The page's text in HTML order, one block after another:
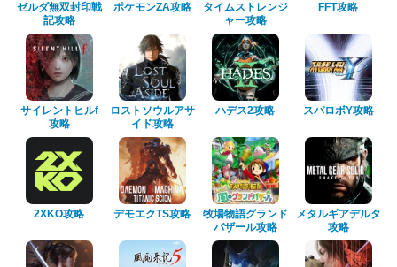
ゼルダ無双封印戦
記攻略
ポケモンZA攻略
タイムストレンジ
ャー攻略
FFT攻略
サイレントヒルf
攻略
ロストソウルアサ
イド攻略
ハデス2攻略 スパロボY攻略
2XKO攻略 デモエクTS攻略
牧場物語グランド
バザール攻略
メタルギアデルタ
攻略